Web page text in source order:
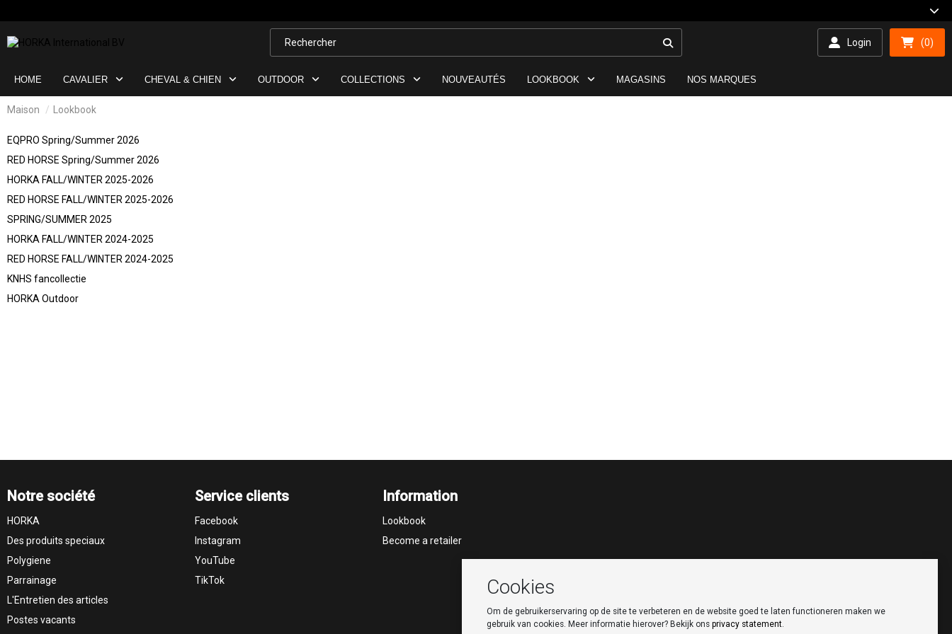
Cookies
Om de gebruikerservaring op de site te verbeteren en de website goed te laten functioneren maken we
gebruik van cookies. Meer informatie hierover? Bekijk ons privacy statement.
Login (0)
HOME CAVALIER CHEVAL & CHIEN OUTDOOR COLLECTIONS NOUVEAUTÉS LOOKBOOK MAGASINS NOS MARQUES
Maison Lookbook
EQPRO Spring/Summer 2026
RED HORSE Spring/Summer 2026
HORKA FALL/WINTER 2025-2026
RED HORSE FALL/WINTER 2025-2026
SPRING/SUMMER 2025
HORKA FALL/WINTER 2024-2025
RED HORSE FALL/WINTER 2024-2025
KNHS fancollectie
HORKA Outdoor
Notre société
HORKA
Des produits speciaux
Polygiene
Parrainage
L'Entretien des articles
Postes vacants
Service clients
Facebook
Instagram
YouTube
TikTok
Information
Lookbook
Become a retailer